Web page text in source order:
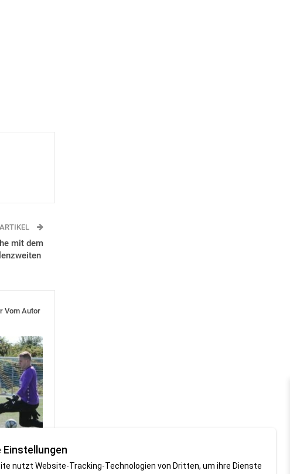
mit dem
Vom Autor
Die
Einstellungen
nutzt Website-Tracking-Technologien von Dritten, um ihre Dienste